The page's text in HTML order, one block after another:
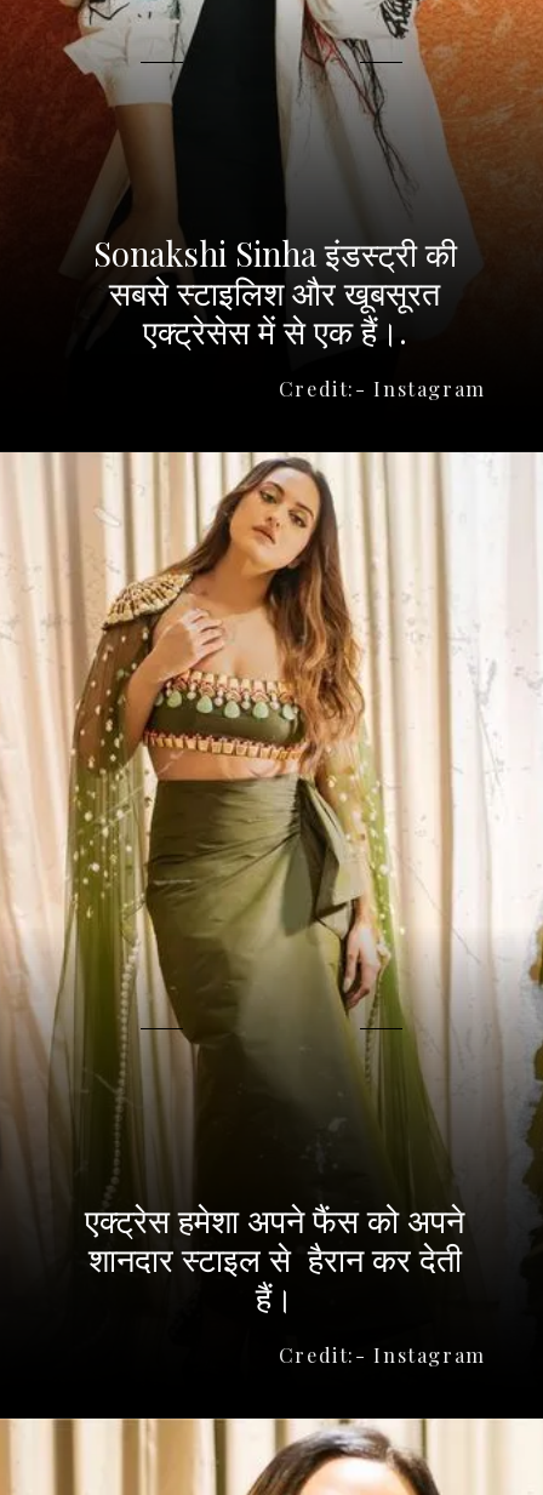
Credit:- Instagram
Sonakshi Sinha इंडस्ट्री की
सबसे स्टाइलिश और खूबसूरत
एक्ट्रेसेस में से एक हैं।.
Credit:- Instagram
एक्ट्रेस हमेशा अपने फैंस को अपने
शानदार स्टाइल से हैरान कर देती
हैं।